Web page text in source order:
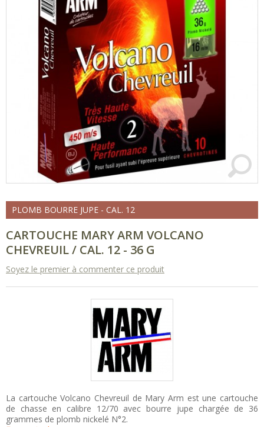
PLOMB BOURRE JUPE - CAL. 12
CARTOUCHE MARY ARM VOLCANO
CHEVREUIL / CAL. 12 - 36 G
Soyez le premier à commenter ce produit
La cartouche Volcano Chevreuil de Mary Arm est une cartouche
de chasse en calibre 12/70 avec bourre jupe chargée de 36
grammes de plomb nickelé N°2.